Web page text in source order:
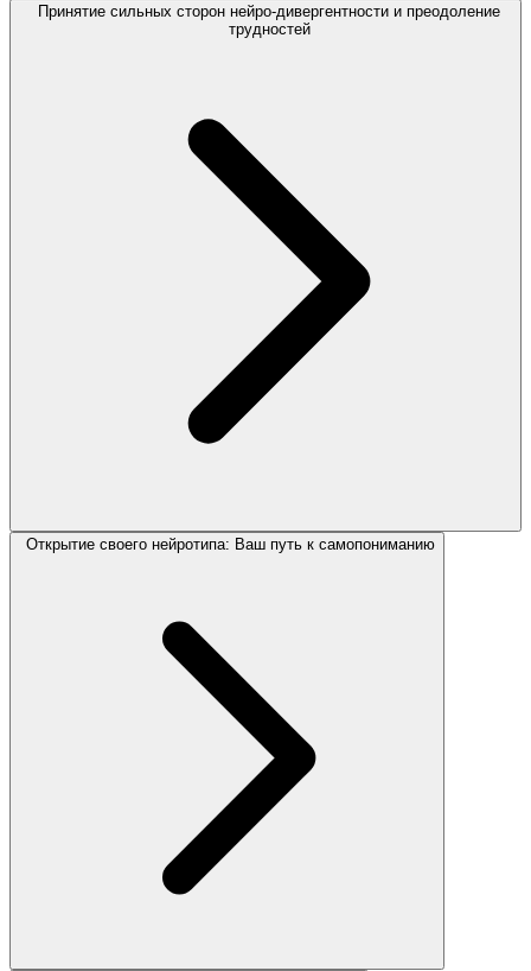
Принятие сильных сторон нейро-дивергентности и преодоление
трудностей
Открытие своего нейротипа: Ваш путь к самопониманию